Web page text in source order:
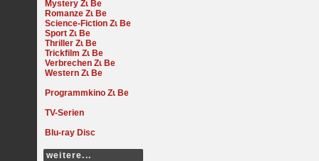
Mystery
Romanze
Science-Fiction
Sport
Thriller
Trickfilm
Verbrechen
Western
Programmkino
TV-Serien
Blu-ray Disc
weitere...